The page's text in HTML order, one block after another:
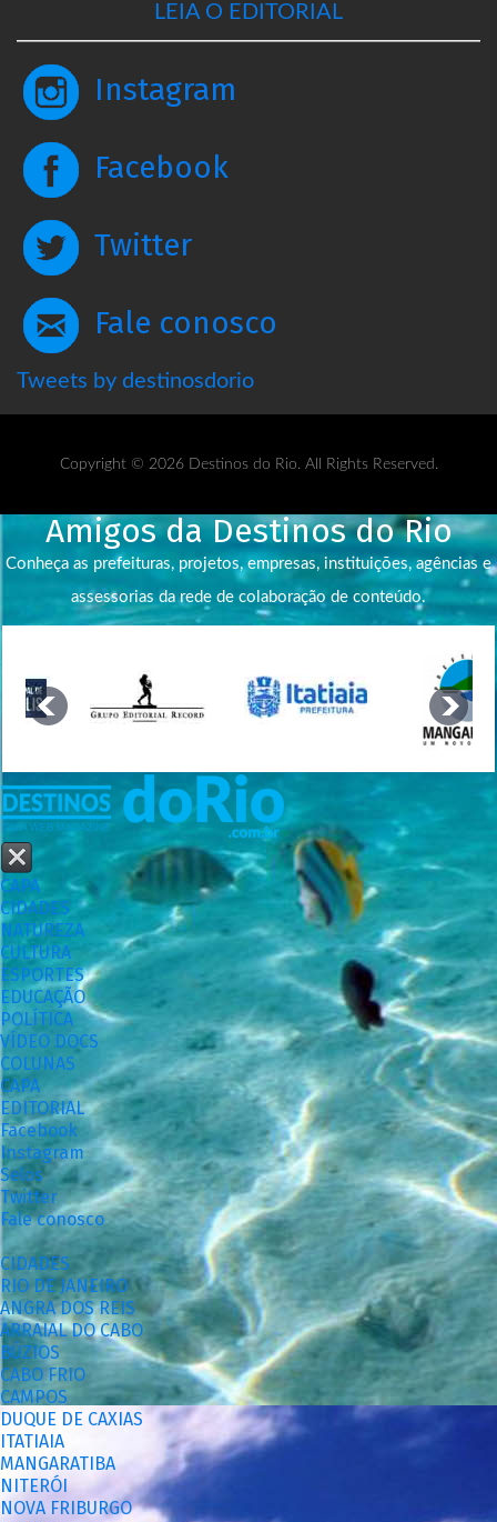
LEIA O EDITORIAL
Instagram
Facebook
Twitter
Fale conosco
Tweets by destinosdorio
Copyright © 2026 Destinos do Rio. All Rights Reserved.
Amigos da Destinos do Rio
Conheça as prefeituras, projetos, empresas, instituições, agências e
assessorias da rede de colaboração de conteúdo.